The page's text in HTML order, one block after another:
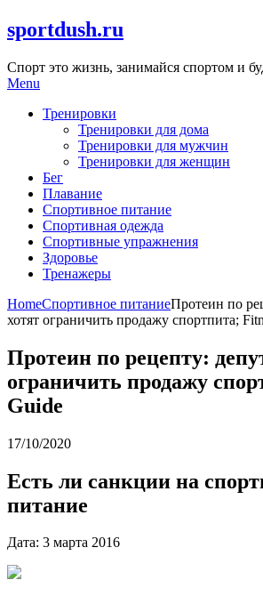
Skip
to
sportdush.ru
Спорт это жизнь, занимайся спортом и
Menu
Тренировки
Тренировки для дома
Тренировки для мужчин
Тренировки для женщин
Бег
Плавание
Спортивное питание
Спортивная одежда
Спортивные упражнения
Здоровье
Тренажеры
HomeСпортивное питаниеПротеин по
хотят ограничить продажу спортпита;
Протеин по рецепту:
ограничить продажу
Guide
17/10/2020
Есть ли санкции на
питание
Дата: 3 марта 2016